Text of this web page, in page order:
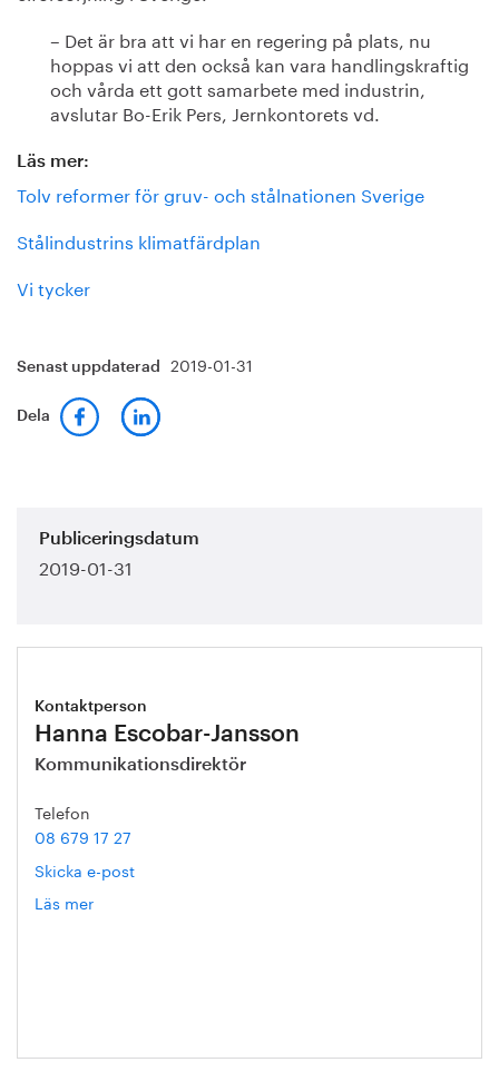
– Det är bra att vi har en regering på plats, nu
hoppas vi att den också kan vara handlingskraftig
och vårda ett gott samarbete med industrin,
avslutar Bo-Erik Pers, Jernkontorets vd.
Läs mer:
Tolv reformer för gruv- och stålnationen Sverige
Stålindustrins klimatfärdplan
Vi tycker
Senast uppdaterad 2019-01-31
Dela
Publiceringsdatum
2019-01-31
Kontaktperson
Hanna Escobar-Jansson
Kommunikationsdirektör
Telefon
08 679 17 27
Skicka e-post
Läs mer